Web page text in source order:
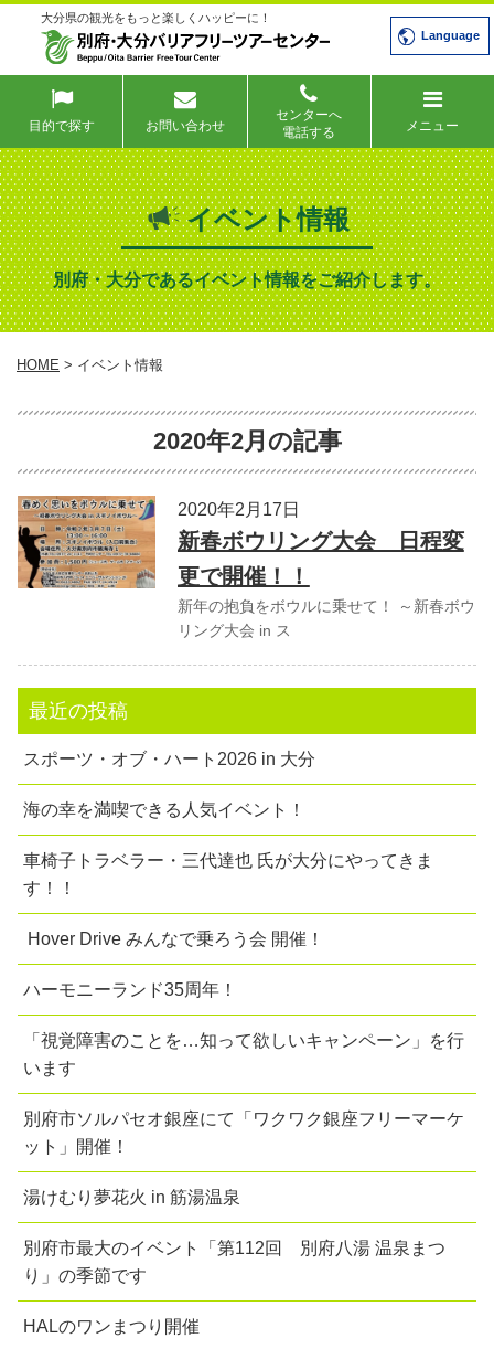
大分県の観光をもっと楽しくハッピーに！
Language
目的で探す お問い合わせ
センターへ
電話する
メニュー
イベント情報
別府・大分であるイベント情報をご紹介します。
HOME > イベント情報
2020年2月の記事
2020年2月17日
新春ボウリング大会 日程変
更で開催！！
新年の抱負をボウルに乗せて！ ～新春ボウ
リング大会 in ス
最近の投稿
スポーツ・オブ・ハート2026 in 大分
海の幸を満喫できる人気イベント！
車椅子トラベラー・三代達也 氏が大分にやってきま
す！！
Hover Drive みんなで乗ろう会 開催！
ハーモニーランド35周年！
「視覚障害のことを…知って欲しいキャンペーン」を行
います
別府市ソルパセオ銀座にて「ワクワク銀座フリーマーケ
ット」開催！
湯けむり夢花火 in 筋湯温泉
別府市最大のイベント「第112回 別府八湯 温泉まつ
り」の季節です
HALのワンまつり開催